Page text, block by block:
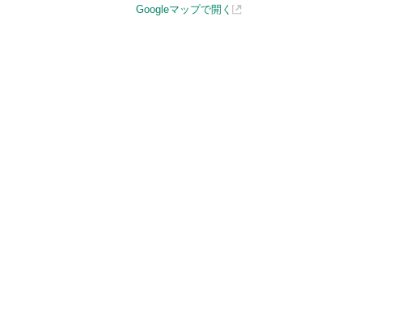
Googleマップで開く